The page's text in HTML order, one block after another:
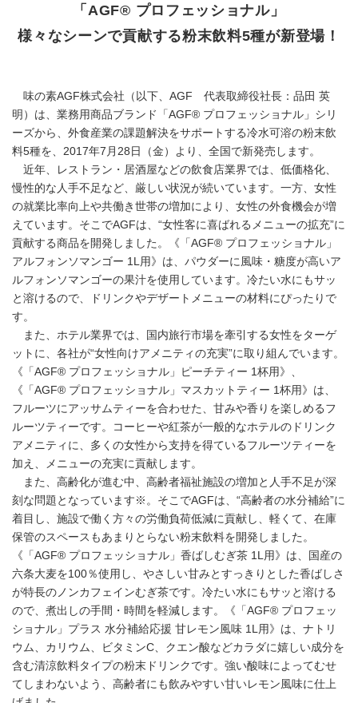
「AGF® プロフェッショナル」
様々なシーンで貢献する粉末飲料5種が新登場！
味の素AGF株式会社（以下、AGF 代表取締役社長：品田 英
明）は、業務用商品ブランド「AGF® プロフェッショナル」シリ
ーズから、外食産業の課題解決をサポートする冷水可溶の粉末飲
料5種を、2017年7月28日（金）より、全国で新発売します。
近年、レストラン・居酒屋などの飲食店業界では、低価格化、
慢性的な人手不足など、厳しい状況が続いています。一方、女性
の就業比率向上や共働き世帯の増加により、女性の外食機会が増
えています。そこでAGFは、“女性客に喜ばれるメニューの拡充”に
貢献する商品を開発しました。《「AGF® プロフェッショナル」
アルフォンソマンゴー 1L用》は、パウダーに風味・糖度が高いア
ルフォンソマンゴーの果汁を使用しています。冷たい水にもサッ
と溶けるので、ドリンクやデザートメニューの材料にぴったりで
す。
また、ホテル業界では、国内旅行市場を牽引する女性をターゲ
ットに、各社が“女性向けアメニティの充実”に取り組んでいます。
《「AGF® プロフェッショナル」ピーチティー 1杯用》、
《「AGF® プロフェッショナル」マスカットティー 1杯用》は、
フルーツにアッサムティーを合わせた、甘みや香りを楽しめるフ
ルーツティーです。コーヒーや紅茶が一般的なホテルのドリンク
アメニティに、多くの女性から支持を得ているフルーツティーを
加え、メニューの充実に貢献します。
また、高齢化が進む中、高齢者福祉施設の増加と人手不足が深
刻な問題となっています※。そこでAGFは、“高齢者の水分補給”に
着目し、施設で働く方々の労働負荷低減に貢献し、軽くて、在庫
保管のスペースもあまりとらない粉末飲料を開発しました。
《「AGF® プロフェッショナル」香ばしむぎ茶 1L用》は、国産の
六条大麦を100％使用し、やさしい甘みとすっきりとした香ばしさ
が特長のノンカフェインむぎ茶です。冷たい水にもサッと溶ける
ので、煮出しの手間・時間を軽減します。《「AGF® プロフェッ
ショナル」プラス 水分補給応援 甘レモン風味 1L用》は、ナトリ
ウム、カリウム、ビタミンC、クエン酸などカラダに嬉しい成分を
含む清涼飲料タイプの粉末ドリンクです。強い酸味によってむせ
てしまわないよう、高齢者にも飲みやすい甘いレモン風味に仕上